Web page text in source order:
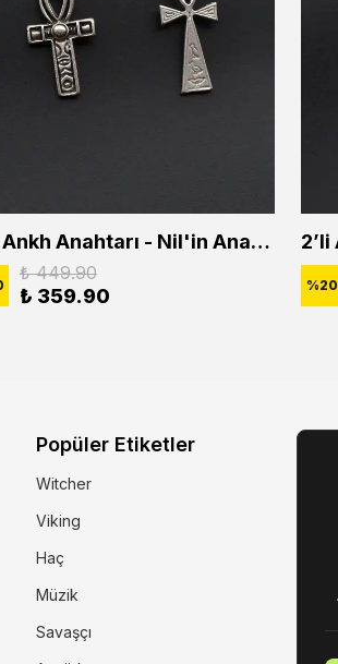
2'li Ankh Anahtarı - Nil'in Anahtarı Erkek Kadın Kolye Seti
₺ 449.90
₺ 359.90 %20
Popüler Etiketler
Witcher
Viking
Haç
Müzik
Savaşçı